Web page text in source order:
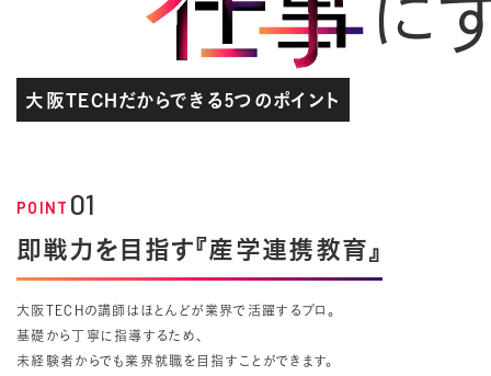
大阪TECHだからできる5つのポイント
POINT 01
即戦力を目指す『産学連携教育』
大阪TECHの講師はほとんどが業界で活躍するプロ。
基礎から丁寧に指導するため、
未経験者からでも業界就職を目指すことができます。